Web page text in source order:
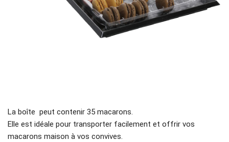
La boîte peut contenir 35 macarons.
Elle est idéale pour transporter facilement et offrir vos
macarons maison à vos convives.